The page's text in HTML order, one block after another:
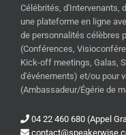
Célébrités, d'Intervenants,
une plateforme en ligne
de personnalités célèbres
(Conférences,
Kick-off meetings, Galas,
d'événements) et/ou pour
(Ambassadeur/Égérie de
04 22 460 680 (Appel